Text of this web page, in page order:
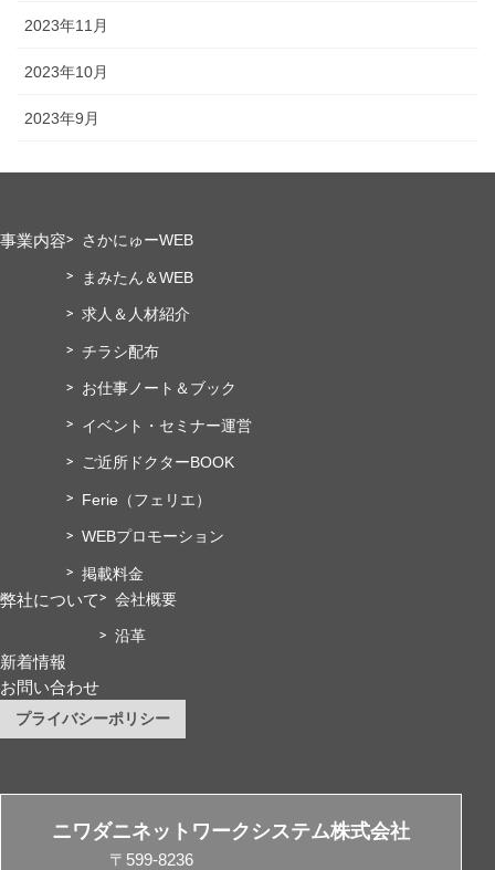
2023年11月
2023年10月
2023年9月
事業内容 さかにゅーWEB
まみたん＆WEB
求人＆人材紹介
チラシ配布
お仕事ノート＆ブック
イベント・セミナー運営
ご近所ドクターBOOK
Ferie（フェリエ）
WEBプロモーション
掲載料金
弊社について 会社概要
沿革
新着情報
お問い合わせ
プライバシーポリシー
ニワダニネットワークシステム株式会社
〒599-8236